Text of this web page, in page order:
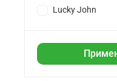
Lucky John